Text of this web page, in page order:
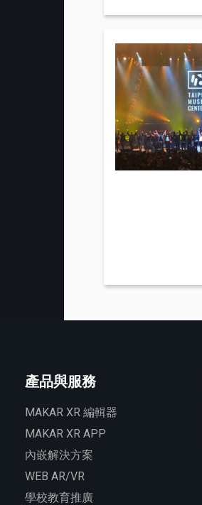
產品與服務
MAKAR XR 編輯器
MAKAR XR APP
內嵌解決方案
WEB AR/VR
學校教育推廣